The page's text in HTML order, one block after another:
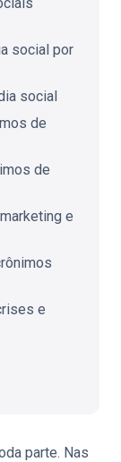
social por
social
de
de
e
e
parte. Nas